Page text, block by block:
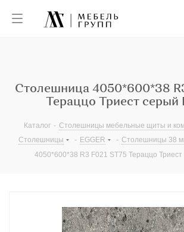
Столешница 4050*600*38
Тераццо Триест серый
Каталог - Столешницы мебельные щиты и
Столешницы
- EGGER - Столешницы 38
4050*600*38 R3 F021 ST75 Тераццо